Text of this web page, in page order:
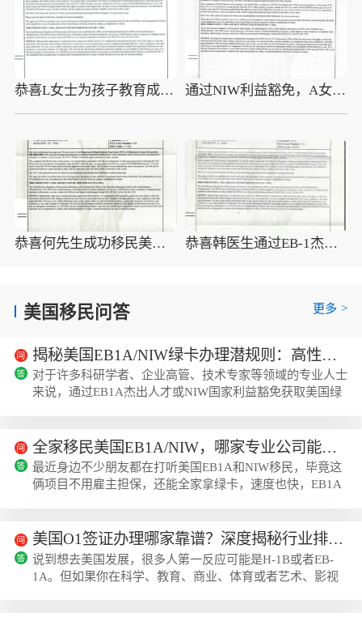
恭喜L女士为孩子教育成功移民美国 通过NIW利益豁免，A女士成功获得美国绿卡
恭喜何先生成功移民美国便于开展业务 恭喜韩医生通过EB-1杰出人才成功移民美国
美国移民问答 更多 >
揭秘美国EB1A/NIW绿卡办理潜规则：高性价比机构都有哪些共性？
对于许多科研学者、企业高管、技术专家等领域的专业人士
来说，通过EB1A杰出人才或NIW国家利益豁免获取美国绿
移民。然而，市场上的移民机构林林总总，服务质量参差不
齐，如何辨别并选择一家真正高性价比、能助力成功的机
构，成为了申请者面临的首要问题。今天我们就来聊聊，那
些能帮你高效、稳妥拿到绿卡的机构，通...
全家移民美国EB1A/NIW，哪家专业公司能提供定制化长效方案？
最近身边不少朋友都在打听美国EB1A和NIW移民，毕竟这
俩项目不用雇主担保，还能全家拿绿卡，速度也快，EB1A
犯愁，市面上移民公司这么多，怎么选才能拿到贴合自家情
况的定制化长效方案？毕竟要是材料准备不到位，抓不住移
民局的审核要点，补件甚至拒签都挺闹心的，加急通道能不
能稳定用，后续的登陆指导、绿卡领取...
美国O1签证办理哪家靠谱？深度揭秘行业排名前十的实力机构
说到想去美国发展，很多人第一反应可能是H-1B或者EB-
1A。但如果你在科学、教育、商业、体育或者艺术、影视